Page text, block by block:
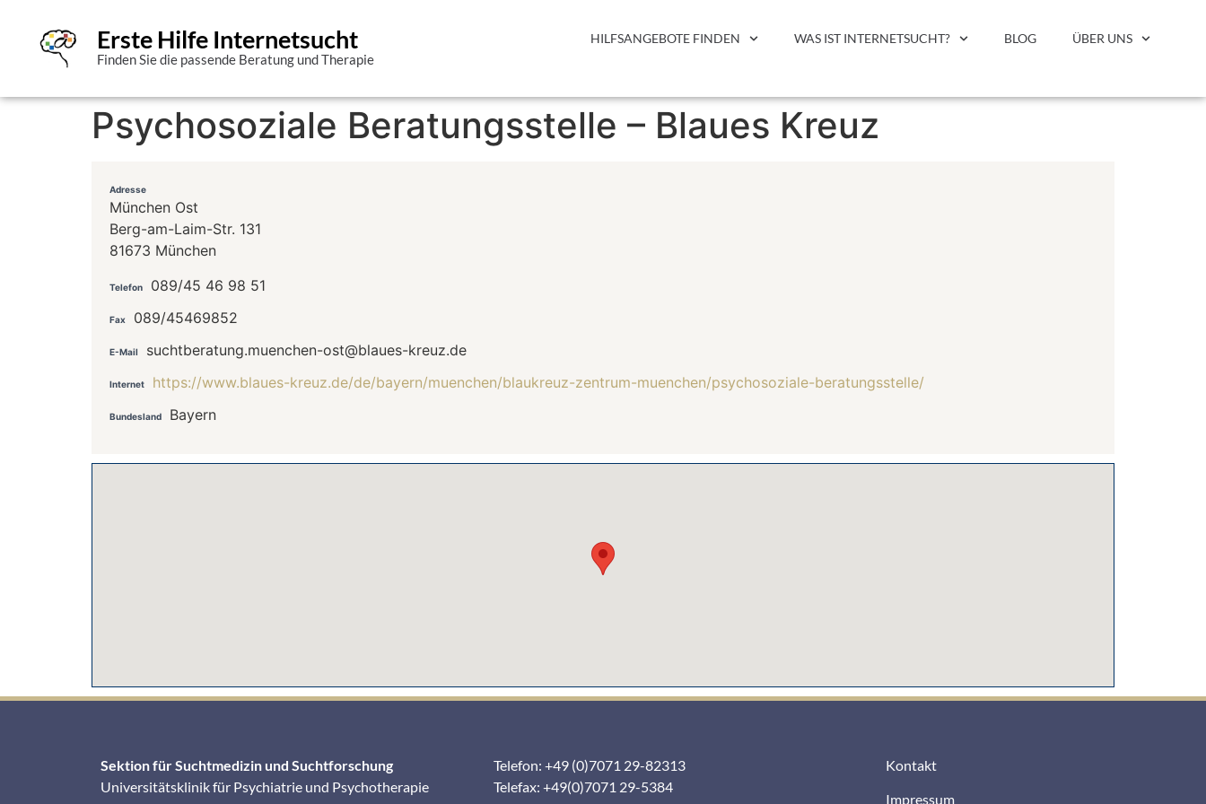
Erste Hilfe Internetsucht
Finden Sie die passende Beratung und Therapie
HILFSANGEBOTE FINDEN WAS IST INTERNETSUCHT? BLOG ÜBER UNS
Psychosoziale Beratungsstelle – Blaues Kreuz
Adresse
München Ost
Berg-am-Laim-Str. 131
81673 München
Telefon 089/45 46 98 51
Fax 089/45469852
E-Mail suchtberatung.muenchen-ost@blaues-kreuz.de
Internet https://www.blaues-kreuz.de/de/bayern/muenchen/blaukreuz-zentrum-muenchen/psychosoziale-beratungsstelle/
Bundesland Bayern
Sektion für Suchtmedizin und Suchtforschung
Universitätsklinik für Psychiatrie und Psychotherapie
Telefon: +49 (0)7071 29-82313
Telefax: +49(0)7071 29-5384
Kontakt
Impressum